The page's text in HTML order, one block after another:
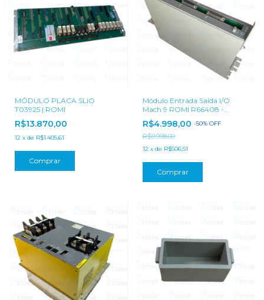
MÓDULO PLACA SLIO
T03925 | ROMI
R$13.870,00
12 x de R$1.405,61
Módulo Entrada Saída I/O
Mach 9 ROMI R66408 -
Seminovo
R$4.998,00 -50% OFF
R$9.998,00
12 x de R$506,51